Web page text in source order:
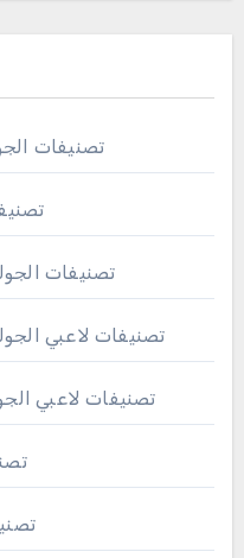
تصنيفات
تصنيفات
تصنيفات لاعبي
تصنيفات لاعبي